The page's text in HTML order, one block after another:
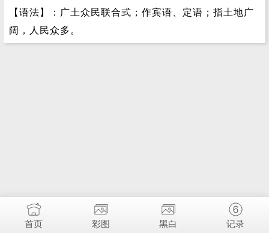
【语法】：广土众民联合式；作宾语、定语；指土地广
阔，人民众多。
首页 彩图 黑白 记录